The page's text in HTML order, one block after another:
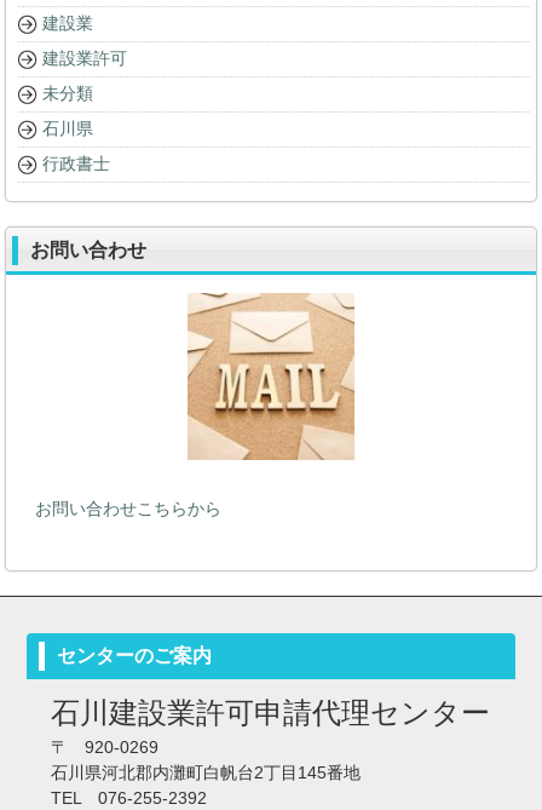
建設業
建設業許可
未分類
石川県
行政書士
お問い合わせ
お問い合わせこちらから
センターのご案内
石川建設業許可申請代理センター
〒 920-0269
石川県河北郡内灘町白帆台2丁目145番地
TEL 076-255-2392